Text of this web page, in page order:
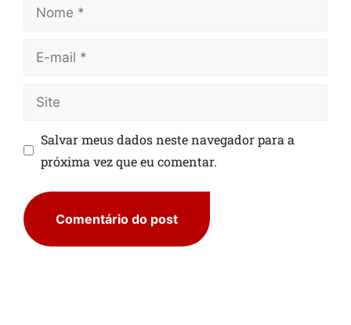
Salvar meus dados neste navegador para a
próxima vez que eu comentar.